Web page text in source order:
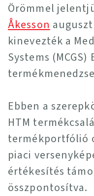
Örömmel
Åkesson
kinevezték a
Systems (MCGS)
Ebben a
HTM
termékportfólió
piaci
értékesítés
összpontosítva.